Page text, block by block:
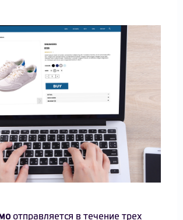
отправляется в течение трех